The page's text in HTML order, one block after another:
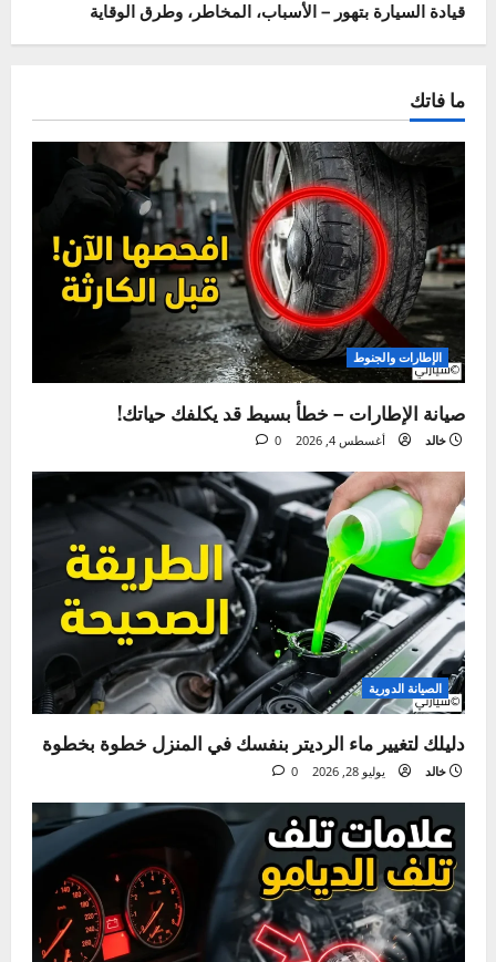
قيادة السيارة بتهور – الأسباب، المخاطر، وطرق الوقاية
ما فاتك
الإطارات والجنوط
صيانة الإطارات – خطأ بسيط قد يكلفك حياتك!
خالد أغسطس 4, 2026 0
الصيانة الدورية